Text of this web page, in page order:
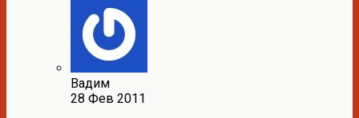
Вадим
28 Фев 2011